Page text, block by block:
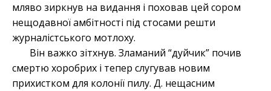
мляво зиркнув на видання і поховав цей сором
нещодавної амбітності під стосами решти
журналістського мотлоху.
Він важко зітхнув. Зламаний “дуйчик” почив
смертю хоробрих і тепер слугував новим
прихистком для колонії пилу. Д. нещасним